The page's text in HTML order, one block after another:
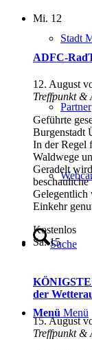
Stadt
Partner
Suche
Menü Menü
Mi. 12
ADFC-
12. August
Treffpunkt &
Geführte
Burgenstadt
In der Regel
Waldwege
Geradelt
Gelegentlich
Einkehr
Kostenlos
Sa.15
der
15. August
Treffpunkt &